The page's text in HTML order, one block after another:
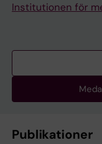
Institutionen för
Publikationer